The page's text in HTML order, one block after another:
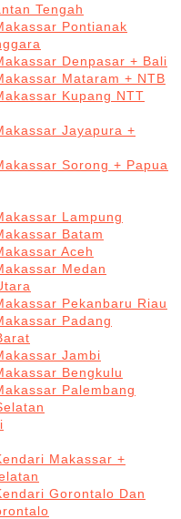
Tengah
Pontianak
Denpasar + Bali
Mataram + NTB
Kupang NTT
Jayapura +
Sorong + Papua
Lampung
Batam
Aceh
Medan
Pekanbaru Riau
Padang
Jambi
Bengkulu
Palembang
Makassar +
Gorontalo Dan